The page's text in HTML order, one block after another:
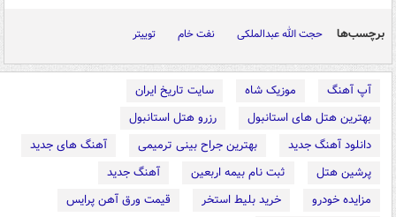
برچسب‌ها حجت الله عبدالملکی نفت خام توییتر
آپ آهنگ موزیک شاه
سایت تاریخ ایران
بهترین هتل های استانبول
رزرو هتل استانبول
دانلود آهنگ جدید
بهترین جراح بینی ترمیمی
آهنگ های جدید
پرشین هتل
ثبت نام بیمه اربعین
آهنگ جدید
مزایده خودرو
خرید بلیط استخر
قیمت ورق آهن پرایس